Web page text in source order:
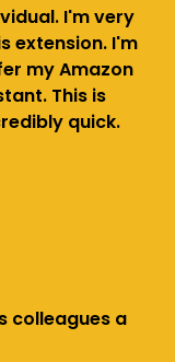
I'm very
extension. I'm
my Amazon
This is
quick.
colleagues a